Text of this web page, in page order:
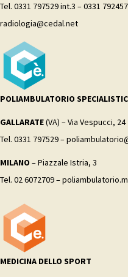
Tel. 0331 797529 int.3 – 0331 792457
radiologia@cedal.net
POLIAMBULATORIO
GALLARATE(VA) – Via Vespucci, 24
Tel. 0331 797529 –
MILANO – Piazzale Istria, 3
Tel. 02 6072709 –
MEDICINA DELLO SPORT